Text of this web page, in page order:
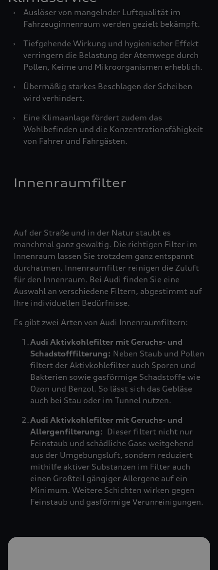
›
Auslöser von mangelnder Luftqualität im
Fahrzeuginnenraum werden gezielt bekämpft.
›
Tiefgehende Wirkung und hygienischer Effekt
verringern die Belastung der Atemwege durch
Pollen, Keime und Mikroorganismen erheblich.
›
Übermäßig starkes Beschlagen der Scheiben
wird verhindert.
›
Eine Klimaanlage fördert zudem das
Wohlbefinden und die Konzentrationsfähigkeit
von Fahrer und Fahrgästen.
Innenraumfilter
Auf der Straße und in der Natur staubt es
manchmal ganz gewaltig. Die richtigen Filter im
Innenraum lassen Sie trotzdem ganz entspannt
durchatmen. Innenraumfilter reinigen die Zuluft
für den Innenraum. Bei Audi finden Sie eine
Auswahl an verschiedene Filtern, abgestimmt auf
Ihre individuellen Bedürfnisse.
Es gibt zwei Arten von Audi Innenraumfiltern:
Audi Aktivkohlefilter mit Geruchs- und
Schadstofffilterung: Neben Staub und Pollen
filtert der Aktivkohlefilter auch Sporen und
Bakterien sowie gasförmige Schadstoffe wie
Ozon und Benzol. So lässt sich das Gebläse
auch bei Stau oder im Tunnel nutzen.
Audi Aktivkohlefilter mit Geruchs- und
Allergenfilterung: Dieser filtert nicht nur
Feinstaub und schädliche Gase weitgehend
aus der Umgebungsluft, sondern reduziert
mithilfe aktiver Substanzen im Filter auch
einen Großteil gängiger Allergene auf ein
Minimum. Weitere Schichten wirken gegen
Feinstaub und gasförmige Verunreinigungen.